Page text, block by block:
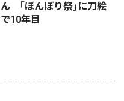
｢ぼんぼり祭｣に刀絵
10年目